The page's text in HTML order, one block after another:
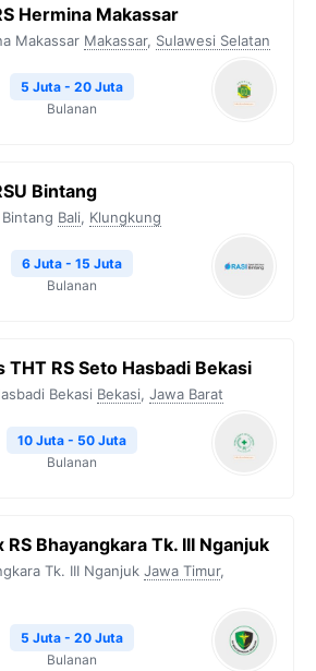
Hermina Makassar
Makassar Makassar, Sulawesi Selatan
5 Juta - 20 Juta
Bulanan
Bintang
Bali, Klungkung
6 Juta - 15 Juta
Bulanan
THT RS Seto Hasbadi Bekasi
Bekasi Bekasi, Jawa Barat
10 Juta - 50 Juta
Bulanan
Bhayangkara Tk. III Nganjuk
Tk. III Nganjuk Jawa Timur,
5 Juta - 20 Juta
Bulanan